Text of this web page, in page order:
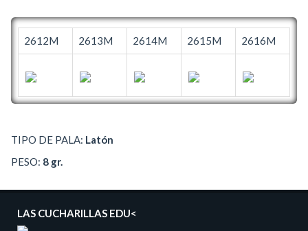
2612M 2613M 2614M 2615M 2616M
TIPO DE PALA: Latón
PESO: 8 gr.
LAS CUCHARILLAS EDU<